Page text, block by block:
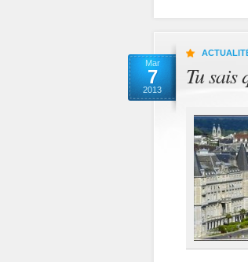
Mar
7
2013
Tu sais